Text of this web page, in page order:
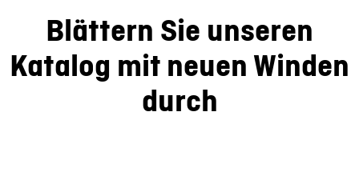
Blättern Sie unseren
Katalog mit neuen Winden
durch